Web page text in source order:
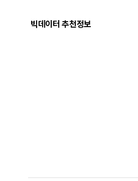
빅데이터 추천정보